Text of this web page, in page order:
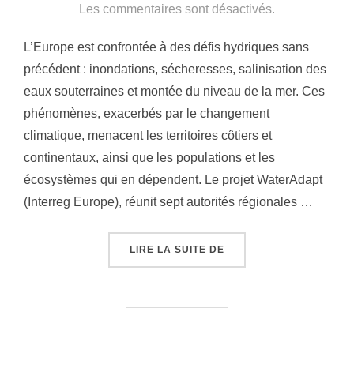
le
Les commentaires sont désactivés.
L’Europe est confrontée à des défis hydriques sans
précédent : inondations, sécheresses, salinisation des
eaux souterraines et montée du niveau de la mer. Ces
phénomènes, exacerbés par le changement
climatique, menacent les territoires côtiers et
continentaux, ainsi que les populations et les
écosystèmes qui en dépendent. Le projet WaterAdapt
(Interreg Europe), réunit sept autorités régionales …
LIRE LA SUITE DE